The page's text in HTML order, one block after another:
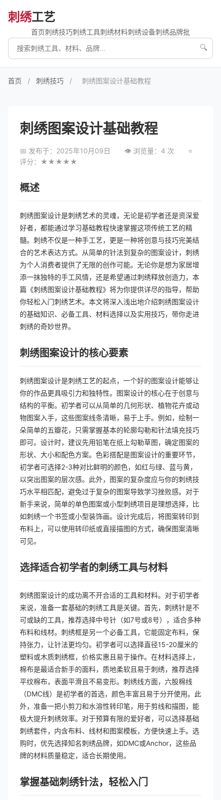
刺绣工艺
首页刺绣技巧刺绣工具刺绣材料刺绣设备刺绣品牌批
🔍
首页 / 刺绣技巧 / 刺绣图案设计基础教程
刺绣图案设计基础教程
📅 发布于：2025年10月09日 👁 浏览量：4 次
⭐
评分：★★★★★
概述
刺绣图案设计是刺绣艺术的灵魂，无论是初学者还是资深爱
好者，都能通过学习基础教程快速掌握这项传统工艺的精
髓。刺绣不仅是一种手工艺，更是一种将创意与技巧完美结
合的艺术表达方式。从简单的针法到复杂的图案设计，刺绣
为个人消费者提供了无限的创作可能。无论你是想为家居增
添一抹独特的手工风情，还是希望通过刺绣释放创造力，本
篇《刺绣图案设计基础教程》将为你提供详尽的指导，帮助
你轻松入门刺绣艺术。本文将深入浅出地介绍刺绣图案设计
的基础知识、必备工具、材料选择以及实用技巧，带你走进
刺绣的奇妙世界。
刺绣图案设计的核心要素
刺绣图案设计是刺绣工艺的起点，一个好的图案设计能够让
你的作品更具吸引力和独特性。图案设计的核心在于创意与
结构的平衡。初学者可以从简单的几何形状、植物花卉或动
物图案入手，这些图案线条清晰，易于上手。例如，绘制一
朵简单的五瓣花，只需掌握基本的轮廓勾勒和针法填充技巧
即可。设计时，建议先用铅笔在纸上勾勒草图，确定图案的
形状、大小和配色方案。色彩搭配是图案设计的重要环节，
初学者可选择2-3种对比鲜明的颜色，如红与绿、蓝与黄，
以突出图案的层次感。此外，图案的复杂度应与你的刺绣技
巧水平相匹配，避免过于复杂的图案导致学习挫败感。对于
新手来说，简单的单色图案或小型刺绣项目是理想选择，比
如刺绣一个书签或小型装饰画。设计完成后，将图案转印到
布料上，可以使用转印纸或直接描图的方式，确保图案清晰
可见。
选择适合初学者的刺绣工具与材料
刺绣图案设计的成功离不开合适的工具和材料。对于初学者
来说，准备一套基础的刺绣工具是关键。首先，刺绣针是不
可或缺的工具，推荐选择中号针（如7号或8号），适合多种
布料和线材。刺绣框是另一个必备工具，它能固定布料，保
持张力，让针法更均匀。初学者可以选择直径15-20厘米的
塑料或木质刺绣框，价格实惠且易于操作。在材料选择上，
棉布是最适合新手的面料，质地柔软且易于刺绣，推荐选择
平纹棉布，表面平滑且不易变形。刺绣线方面，六股棉线
（DMC线）是初学者的首选，颜色丰富且易于分开使用。此
外，准备一把小剪刀和水溶性转印笔，用于剪线和描图，能
极大提升刺绣效率。对于预算有限的爱好者，可以选择基础
刺绣套件，内含布料、线材和图案模板，方便快速上手。选
购时，优先选择知名刺绣品牌，如DMC或Anchor，这些品
牌的材料质量稳定，适合长期使用。
掌握基础刺绣针法，轻松入门